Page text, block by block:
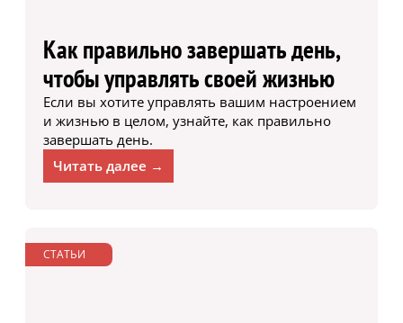
Как правильно завершать день,
чтобы управлять своей жизнью
Если вы хотите управлять вашим настроением
и жизнью в целом, узнайте, как правильно
завершать день.
Читать далее →
СТАТЬИ